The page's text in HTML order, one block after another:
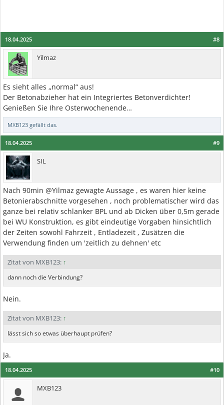
#8
18.04.2025
Yilmaz
Es sieht alles „normal“ aus!
Der Betonabzieher hat ein Integriertes Betonverdichter!
Genießen Sie Ihre Osterwochenende…
MXB123 gefällt das.
#9
18.04.2025
SIL
Nach 90min @Yilmaz gewagte Aussage , es waren hier keine
Betonierabschnitte vorgesehen , noch problematischer wird das
ganze bei relativ schlanker BPL und ab Dicken über 0,5m gerade
bei WU Konstruktion, es gibt eindeutige Vorgaben hinsichtlich
der Zeiten sowohl Fahrzeit , Entladezeit , Zusätzen die
Verwendung finden um 'zeitlich zu dehnen' etc
Zitat von MXB123: ↑
dann noch die Verbindung?
Nein.
Zitat von MXB123: ↑
lässt sich so etwas überhaupt prüfen?
Ja.
#10
18.04.2025
MXB123